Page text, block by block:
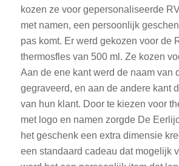
kozen ze voor gepersonaliseerde
met namen, een persoonlijk
pas komt. Er werd gekozen voor de
thermosfles van 500 ml. Ze kozen
Aan de ene kant werd de naam van
gegraveerd, en aan de andere kant
van hun klant. Door te kiezen voor
met logo en namen zorgde De
het geschenk een extra dimensie
een standaard cadeau dat mogelijk